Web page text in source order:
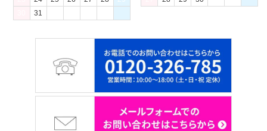
31